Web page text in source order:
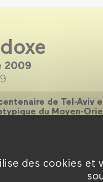
des cookies et
2009
de Tel-Aviv
du Moyen-
rondes,
Almagor, d’une
un panorama le
d'une ville et d’un
en dehors de